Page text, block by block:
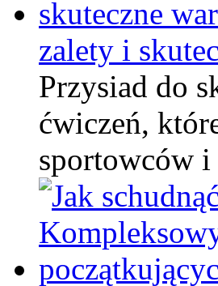
zalety i
Przysiad do
ćwiczeń,
sportowców